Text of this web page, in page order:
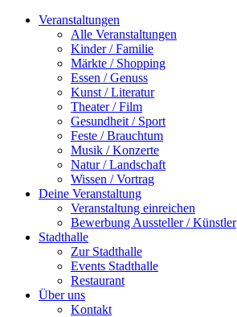
Veranstaltungen
Alle Veranstaltungen
Kinder / Familie
Märkte / Shopping
Essen / Genuss
Kunst / Literatur
Theater / Film
Gesundheit / Sport
Feste / Brauchtum
Musik / Konzerte
Natur / Landschaft
Wissen / Vortrag
Deine Veranstaltung
Veranstaltung einreichen
Bewerbung Aussteller / Künstler
Stadthalle
Zur Stadthalle
Events Stadthalle
Restaurant
Über uns
Kontakt